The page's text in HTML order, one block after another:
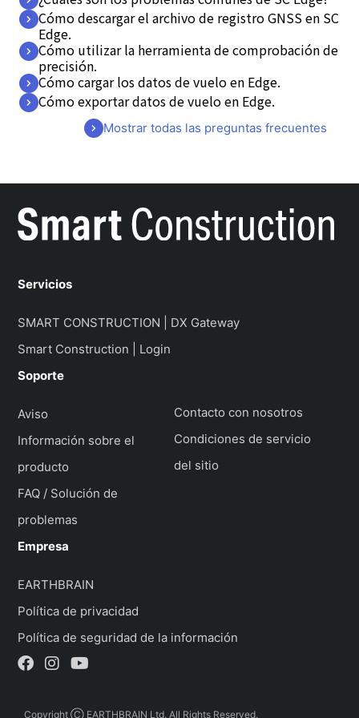
Cómo descargar el archivo de registro GNSS en SC
Edge.
Cómo utilizar la herramienta de comprobación de
precisión.
Cómo cargar los datos de vuelo en Edge.
Cómo exportar datos de vuelo en Edge.
Mostrar todas las preguntas frecuentes
Servicios
SMART CONSTRUCTION | DX Gateway
Smart Construction | Login
Soporte
Aviso
Información sobre el
producto
FAQ / Solución de
problemas
Contacto con nosotros
Condiciones de servicio
del sitio
Empresa
EARTHBRAIN
Política de privacidad
Política de seguridad de la información
Copyright Ⓒ EARTHBRAIN Ltd. All Rights Reserved.